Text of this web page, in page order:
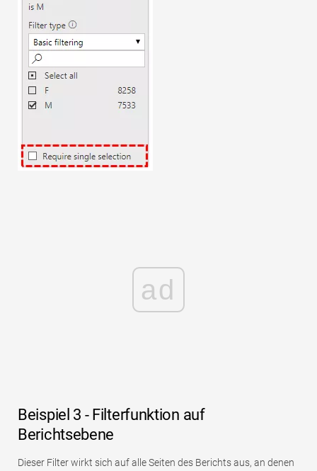
ad
Beispiel 3 - Filterfunktion auf
Berichtsebene
Dieser Filter wirkt sich auf alle Seiten des Berichts aus, an denen